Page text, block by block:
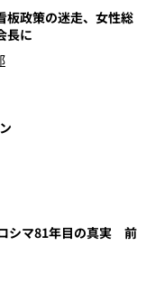
板政策の迷走、女性総
長に
ロシマ81年目の真実 前